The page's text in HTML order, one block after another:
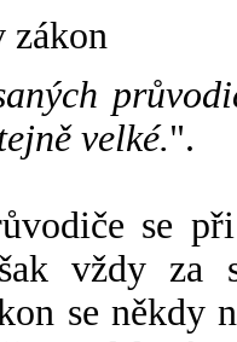
zákon
velké.".
se
vždy za
se někdy